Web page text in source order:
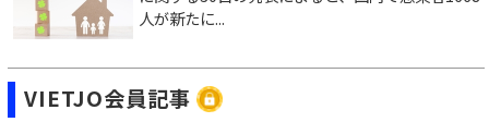
人が新たに...
VIETJO会員記事